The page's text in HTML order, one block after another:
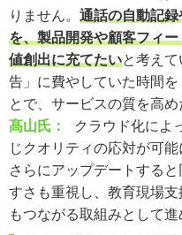
りません。 通話の自動記
を、製品開発や顧客フィ
値創出に充てたいと考え
告」に費やしていた時間
とで、サービスの質を高め
髙山氏：
クラウド化によ
じクオリティの応対が可
さらにアップデートする
すさも重視し、教育現場
もつながる取組みとして